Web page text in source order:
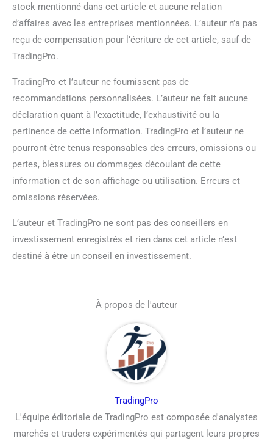
stock mentionné dans cet article et aucune relation
d’affaires avec les entreprises mentionnées. L’auteur n’a pas
reçu de compensation pour l’écriture de cet article, sauf de
TradingPro.
TradingPro et l’auteur ne fournissent pas de
recommandations personnalisées. L’auteur ne fait aucune
déclaration quant à l’exactitude, l’exhaustivité ou la
pertinence de cette information. TradingPro et l’auteur ne
pourront être tenus responsables des erreurs, omissions ou
pertes, blessures ou dommages découlant de cette
information et de son affichage ou utilisation. Erreurs et
omissions réservées.
L’auteur et TradingPro ne sont pas des conseillers en
investissement enregistrés et rien dans cet article n’est
destiné à être un conseil en investissement.
À propos de l'auteur
TradingPro
L'équipe éditoriale de TradingPro est composée d'analystes
marchés et traders expérimentés qui partagent leurs propres